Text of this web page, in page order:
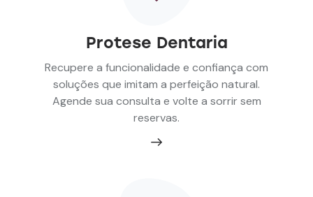
Protese Dentaria
Recupere a funcionalidade e confiança com
soluções que imitam a perfeição natural.
Agende sua consulta e volte a sorrir sem
reservas.